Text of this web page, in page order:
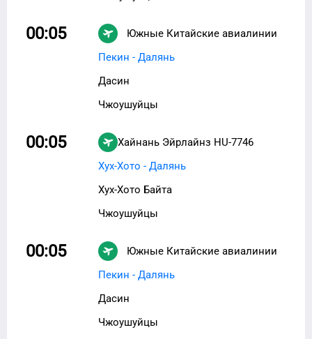
00:05
Южные Китайские авиалинии
Пекин - Далянь
Дасин
Чжоушуйцы
00:05 Хайнань Эйрлайнз HU-7746
Хух-Хото - Далянь
Хух-Хото Байта
Чжоушуйцы
00:05
Южные Китайские авиалинии
Пекин - Далянь
Дасин
Чжоушуйцы